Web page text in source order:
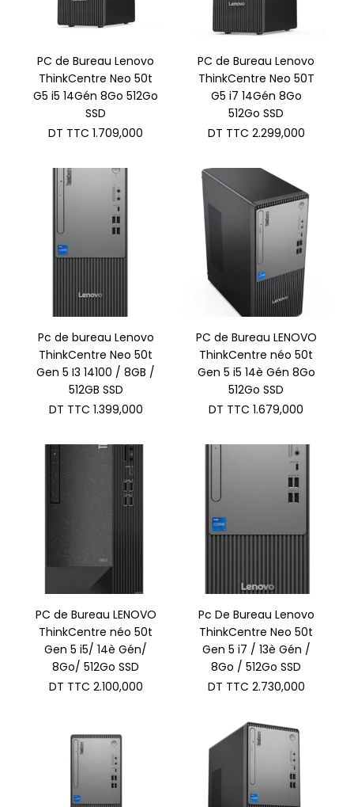
PC de Bureau Lenovo
ThinkCentre Neo 50t
G5 i5 14Gén 8Go 512Go
SSD
DT TTC 1.709,000
PC de Bureau Lenovo
ThinkCentre Neo 50T
G5 i7 14Gén 8Go
512Go SSD
DT TTC 2.299,000
Pc de bureau Lenovo
ThinkCentre Neo 50t
Gen 5 I3 14100 / 8GB /
512GB SSD
DT TTC 1.399,000
PC de Bureau LENOVO
ThinkCentre néo 50t
Gen 5 i5 14è Gén 8Go
512Go SSD
DT TTC 1.679,000
PC de Bureau LENOVO
ThinkCentre néo 50t
Gen 5 i5/ 14è Gén/
8Go/ 512Go SSD
DT TTC 2.100,000
Pc De Bureau Lenovo
ThinkCentre Neo 50t
Gen 5 i7 / 13è Gén /
8Go / 512Go SSD
DT TTC 2.730,000